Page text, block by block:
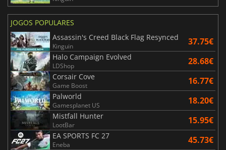
JOGOS POPULARES
Assassin's Creed Black Flag Resynced
Kinguin 37.75€
Halo Campaign Evolved
LDShop 28.68€
Corsair Cove
Game Boost 16.77€
Palworld
Gamesplanet US 18.20€
Mistfall Hunter
LootBar 15.95€
EA SPORTS FC 27
Eneba 45.73€